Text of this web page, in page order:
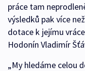
práce tam
výsledků pak více
dotace k jejímu
Hodonín Vladimír
„My hledáme celou